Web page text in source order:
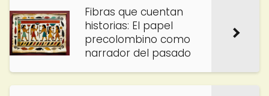
Fibras que cuentan
historias: El papel
precolombino como
narrador del pasado